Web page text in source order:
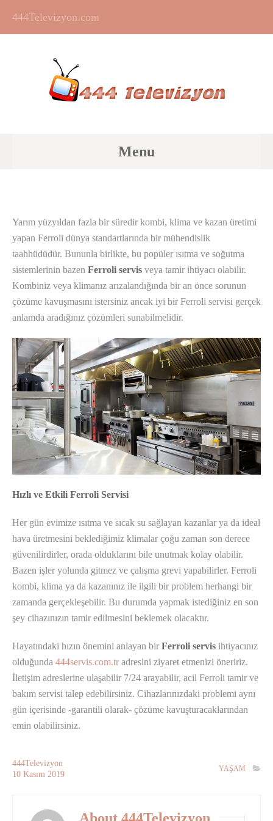
444Televizyon.com
Menu
Yarım yüzyıldan fazla bir süredir kombi, klima ve kazan üretimi
yapan Ferroli dünya standartlarında bir mühendislik
taahhüdüdür. Bununla birlikte, bu popüler ısıtma ve soğutma
sistemlerinin bazen Ferroli servis veya tamir ihtiyacı olabilir.
Kombiniz veya klimanız arızalandığında bir an önce sorunun
çözüme kavuşmasını istersiniz ancak iyi bir Ferroli servisi gerçek
anlamda aradığınız çözümleri sunabilmelidir.
Hızlı ve Etkili Ferroli Servisi
Her gün evimize ısıtma ve sıcak su sağlayan kazanlar ya da ideal
hava üretmesini beklediğimiz klimalar çoğu zaman son derece
güvenilirdirler, orada olduklarını bile unutmak kolay olabilir.
Bazen işler yolunda gitmez ve çalışma grevi yapabilirler. Ferroli
kombi, klima ya da kazanınız ile ilgili bir problem herhangi bir
zamanda gerçekleşebilir. Bu durumda yapmak istediğiniz en son
şey cihazınızın tamir edilmesini beklemek olacaktır.
Hayatındaki hızın önemini anlayan bir Ferroli servis ihtiyacınız
olduğunda 444servis.com.tradresini ziyaret etmenizi öneririz.
İletişim adreslerine ulaşabilir 7/24 arayabilir, acil Ferroli tamir ve
bakım servisi talep edebilirsiniz. Cihazlarınızdaki problemi aynı
gün içerisinde -garantili olarak- çözüme kavuşturacaklarından
emin olabilirsiniz.
444Televizyon
10 Kasım 2019
YAŞAM